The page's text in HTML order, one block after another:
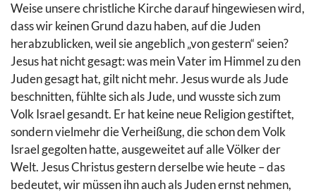
Weise unsere christliche Kirche darauf hingewiesen wird,
dass wir keinen Grund dazu haben, auf die Juden
herabzublicken, weil sie angeblich „von gestern“ seien?
Jesus hat nicht gesagt: was mein Vater im Himmel zu den
Juden gesagt hat, gilt nicht mehr. Jesus wurde als Jude
beschnitten, fühlte sich als Jude, und wusste sich zum
Volk Israel gesandt. Er hat keine neue Religion gestiftet,
sondern vielmehr die Verheißung, die schon dem Volk
Israel gegolten hatte, ausgeweitet auf alle Völker der
Welt. Jesus Christus gestern derselbe wie heute – das
bedeutet, wir müssen ihn auch als Juden ernst nehmen,